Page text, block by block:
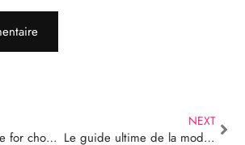
A complete guide for choosing the 3 piece costume for the occasion
NEXT
Le guide ultime de la mode masculine Améliorez votre jeu de costumes de mariage !